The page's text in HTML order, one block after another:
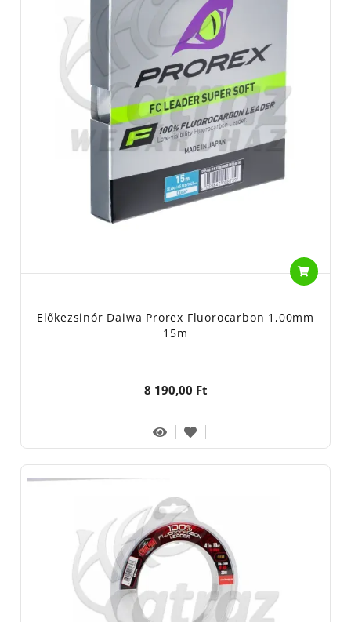
Előkezsinór Daiwa Prorex Fluorocarbon 1,00mm
15m
8 190,00 Ft